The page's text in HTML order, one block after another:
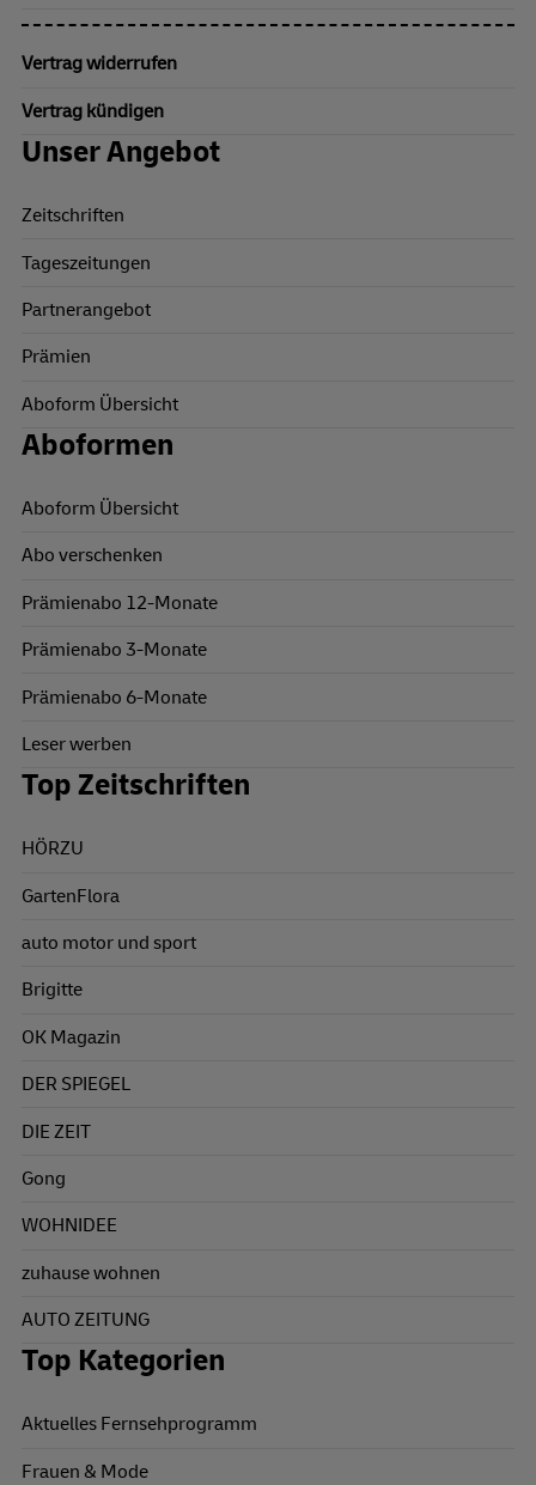
Vertrag widerrufen
Vertrag kündigen
Unser Angebot
Zeitschriften
Tageszeitungen
Partnerangebot
Prämien
Aboform Übersicht
Aboformen
Aboform Übersicht
Abo verschenken
Prämienabo 12-Monate
Prämienabo 3-Monate
Prämienabo 6-Monate
Leser werben
Top Zeitschriften
HÖRZU
GartenFlora
auto motor und sport
Brigitte
OK Magazin
DER SPIEGEL
DIE ZEIT
Gong
WOHNIDEE
zuhause wohnen
AUTO ZEITUNG
Top Kategorien
Aktuelles Fernsehprogramm
Frauen & Mode